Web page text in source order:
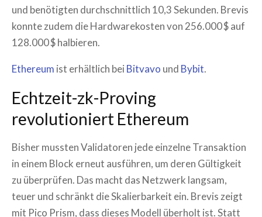
und benötigten durchschnittlich 10,3 Sekunden. Brevis
konnte zudem die Hardwarekosten von 256.000 $ auf
128.000 $ halbieren.
Ethereum ist erhältlich bei Bitvavo und Bybit.
Echtzeit-zk-Proving
revolutioniert Ethereum
Bisher mussten Validatoren jede einzelne Transaktion
in einem Block erneut ausführen, um deren Gültigkeit
zu überprüfen. Das macht das Netzwerk langsam,
teuer und schränkt die Skalierbarkeit ein. Brevis zeigt
mit Pico Prism, dass dieses Modell überholt ist. Statt